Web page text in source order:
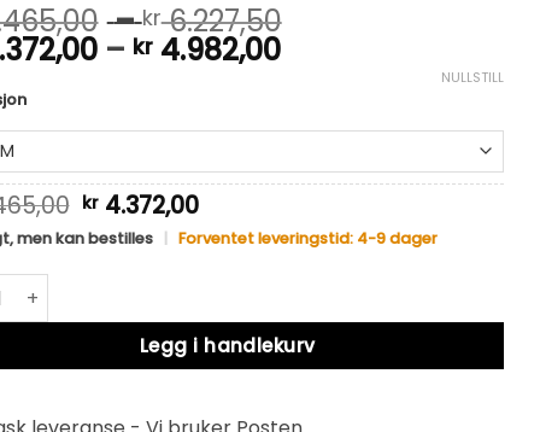
– kr6.227,50
– kr4.982,00Prisområde:
kr 4.982,00
NULLSTILL
kr 4.372,00
men kan bestilles Forventet leveringstid: 4-9 dager
Vater Digital antall
Legg i handlekurv